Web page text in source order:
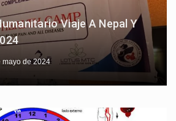
Viaje A Nepal Y
mayo de 2024